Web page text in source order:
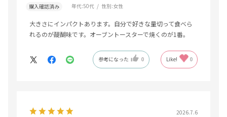
購入確認済み 年代:50代 性別:女性
大きさにインパクトあります。自分で好きな量切って食べら
れるのが醍醐味です。オーブントースターで焼くのが1番。
参考になった 0 Like! 0
2026.7.6